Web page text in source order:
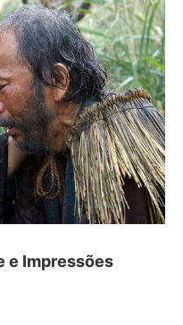
e Impressões